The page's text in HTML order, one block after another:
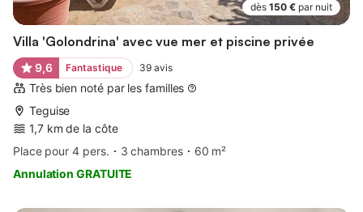
dès 150 € par nuit
Villa 'Golondrina' avec vue mer et piscine privée
9,6 Fantastique 39 avis
Très bien noté par les familles
Teguise
1,7 km de la côte
Place pour 4 pers.
3 chambres
60 m²
Annulation GRATUITE